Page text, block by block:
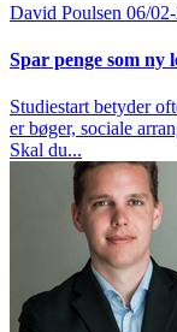
David Poulsen 06/
Spar penge som ny
Studiestart betyder
er bøger, sociale
Skal du...